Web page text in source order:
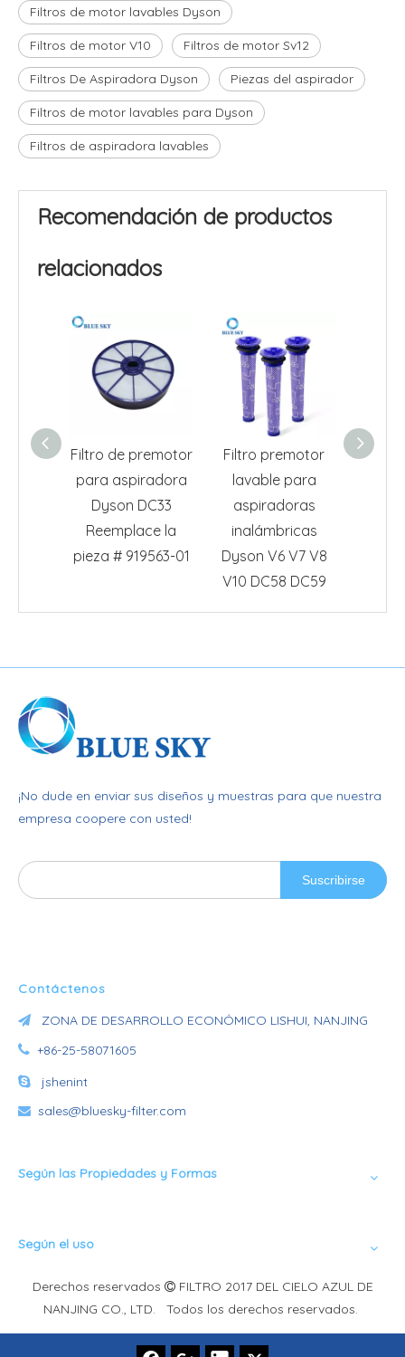
Filtros de motor lavables Dyson
Filtros de motor V10 Filtros de motor Sv12
Filtros De Aspiradora Dyson Piezas del aspirador
Filtros de motor lavables para Dyson
Filtros de aspiradora lavables
Recomendación de productos
relacionados
Filtro de premotor
para aspiradora
Dyson DC33
Reemplace la
pieza # 919563-01
Filtro premotor
lavable para
aspiradoras
inalámbricas
Dyson V6 V7 V8
V10 DC58 DC59
¡No dude en enviar sus diseños y muestras para que nuestra
empresa coopere con usted!
Suscribirse
Contáctenos
 ZONA DE DESARROLLO ECONÓMICO LISHUI, NANJING
 +86-25-58071605
 jshenint
 sales@bluesky-filter.com
Según las Propiedades y Formas
Según el uso
Derechos reservados FILTRO 2017 DEL CIELO AZUL DE
NANJING CO., LTD. Todos los derechos reservados.